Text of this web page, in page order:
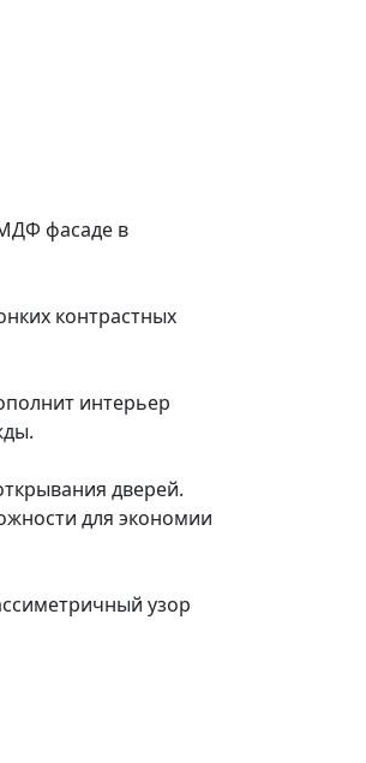
фасаде в
контрастных
интерьер
дверей.
для экономии
узор